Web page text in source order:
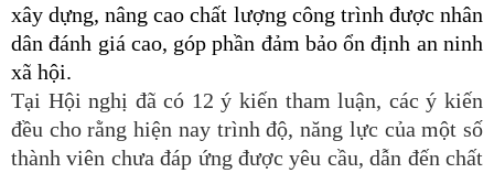
xây dựng, nâng cao chất lượng công trình được nhân
dân đánh giá cao, góp phần đảm bảo ổn định an ninh
xã hội.
Tại Hội nghị đã có 12 ý kiến tham luận, các ý kiến
đều cho rằng hiện nay trình độ, năng lực của một số
thành viên chưa đáp ứng được yêu cầu, dẫn đến chất